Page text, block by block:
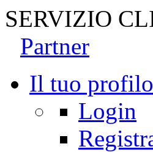
SERVIZIO
Partner
Il tuo profilo
Login